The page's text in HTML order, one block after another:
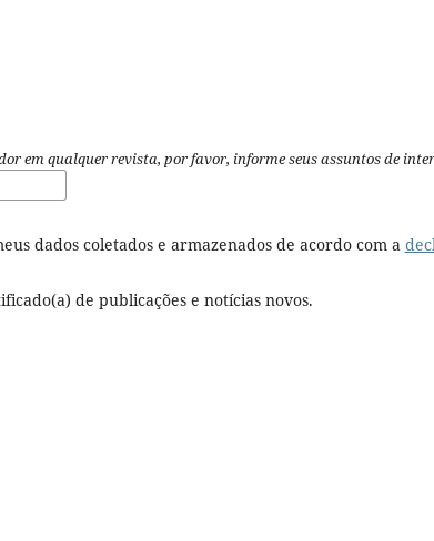
em qualquer revista, por favor, informe seus assuntos de
dados coletados e armazenados de acordo com a
de publicações e notícias novos.